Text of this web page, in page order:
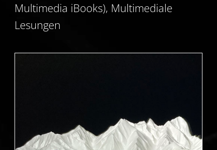
Multimedia iBooks), Multimediale
Lesungen